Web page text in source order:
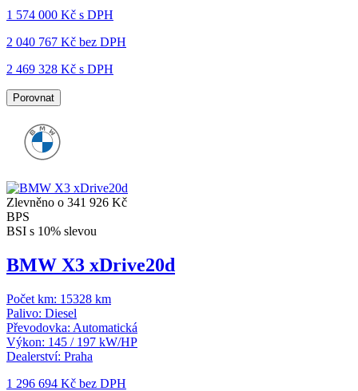
1 574 000 Kč s DPH
2 040 767 Kč bez DPH
2 469 328 Kč s DPH
Porovnat
Zlevněno o 341 926 Kč
BPS
BSI s 10% slevou
BMW X3 xDrive20d
Počet km: 15328 km
Palivo: Diesel
Převodovka: Automatická
Výkon: 145 / 197 kW/HP
Dealerství: Praha
1 296 694 Kč bez DPH